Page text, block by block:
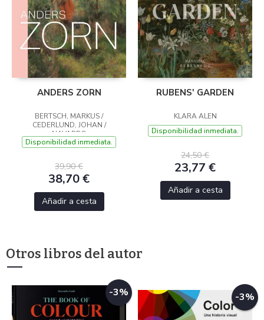
ANDERS ZORN
BERTSCH, MARKUS /
CEDERLUND, JOHAN /
NAVARRO
Disponibilidad inmediata.
39,90 €
38,70 €
Añadir a cesta
RUBENS' GARDEN
KLARA ALEN
Disponibilidad inmediata.
24,50 €
23,77 €
Añadir a cesta
Otros libros del autor
-3% -3%